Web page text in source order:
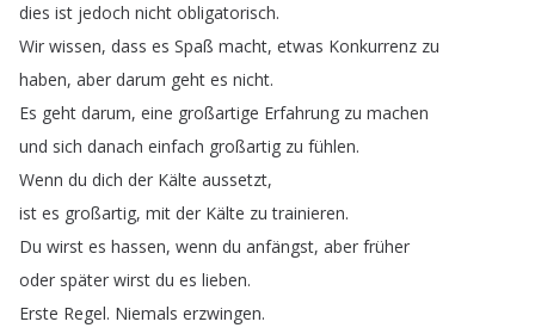
dies ist jedoch nicht obligatorisch.
Wir wissen, dass es Spaß macht, etwas Konkurrenz zu
haben, aber darum geht es nicht.
Es geht darum, eine großartige Erfahrung zu machen
und sich danach einfach großartig zu fühlen.
Wenn du dich der Kälte aussetzt,
ist es großartig, mit der Kälte zu trainieren.
Du wirst es hassen, wenn du anfängst, aber früher
oder später wirst du es lieben.
Erste Regel. Niemals erzwingen.